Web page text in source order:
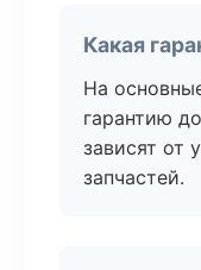
Какая
На
гарантию
зависят от
запчастей.